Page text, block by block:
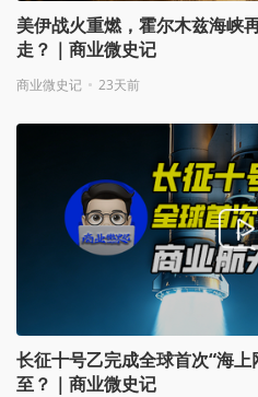
美伊战火重燃，霍尔木兹海峡
走？｜商业微史记
商业微史记 23天前
长征十号乙完成全球首次“海
至？｜商业微史记